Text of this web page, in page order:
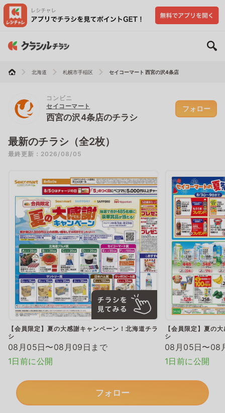
北海道 札幌市手稲区 セイコーマート 西宮の沢4条店
コンビニ
セイコーマート
西宮の沢4条店のチラシ
フォロー
最新のチラシ（全2枚）
最終更新：2026/08/05
【会員限定】夏の大感謝キャンペーン！北海道チラ
シ
08月05日〜08月09日まで
1日前に公開
【会員限定】夏の
シ
08月05日〜08
1日前に公開
フォロー